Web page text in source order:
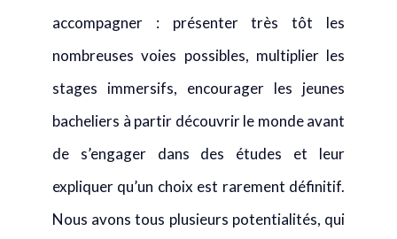
accompagner : présenter très tôt les
nombreuses voies possibles, multiplier les
stages immersifs, encourager les jeunes
bacheliers à partir découvrir le monde avant
de s’engager dans des études et leur
expliquer qu’un choix est rarement définitif.
Nous avons tous plusieurs potentialités, qui